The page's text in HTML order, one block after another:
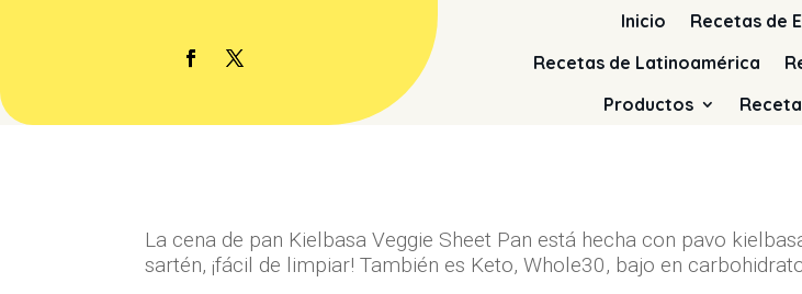
Inicio
Recetas de
Recetas de Latinoamérica
Productos
La cena de pan Kielbasa Veggie Sheet Pan está hecha con pavo
sartén, ¡fácil de limpiar! También es Keto, Whole30, bajo en